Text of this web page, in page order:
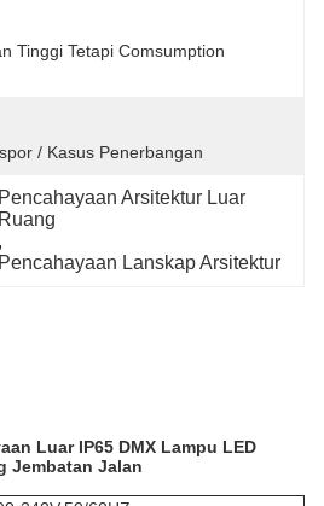
Tinggi Tetapi Comsumption
/ Kasus Penerbangan
Pencahayaan Arsitektur Luar
Ruang
,
Pencahayaan Lanskap Arsitektur
Luar IP65 DMX Lampu LED
Jembatan Jalan